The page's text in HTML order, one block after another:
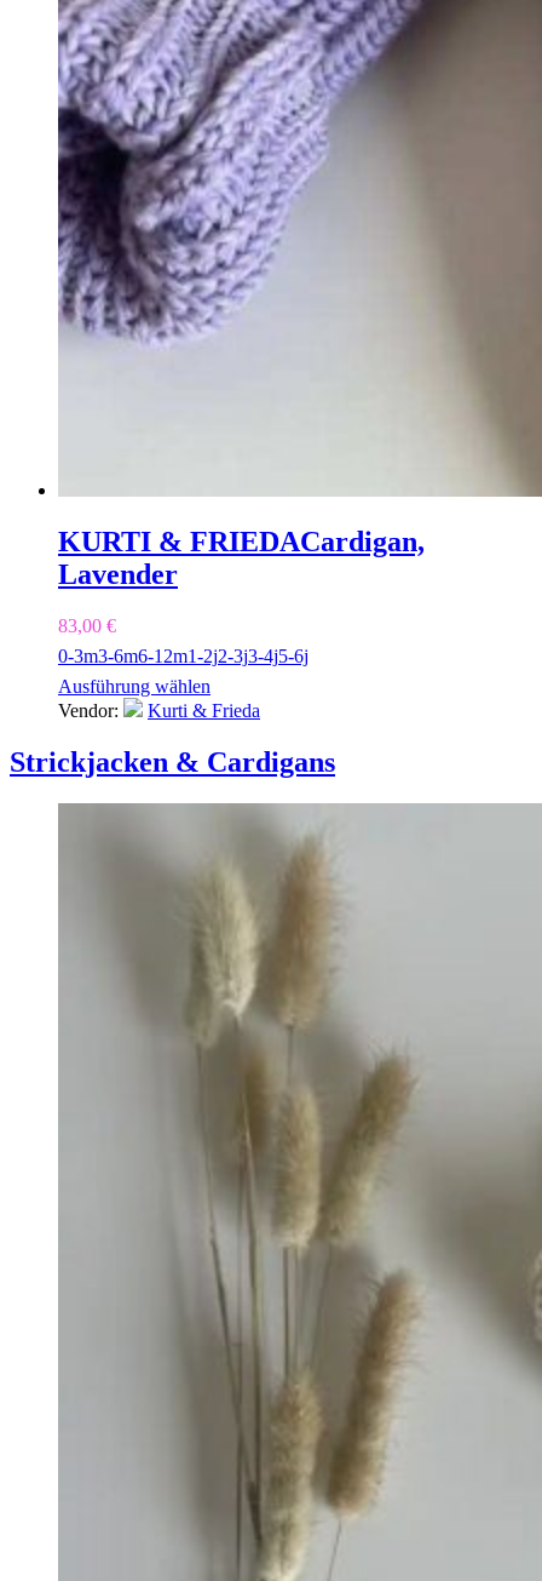
KURTI & FRIEDACardigan,
Lavender
83,00 €
0-3m3-6m6-12m1-2j2-3j3-4j5-6j
Ausführung wählen
Vendor:
Kurti & Frieda
Strickjacken & Cardigans